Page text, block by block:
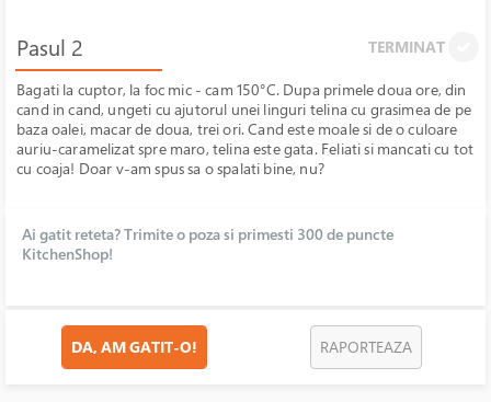
Pasul 2 TERMINAT
Bagati la cuptor, la foc mic - cam 150°C. Dupa primele doua ore, din
cand in cand, ungeti cu ajutorul unei linguri telina cu grasimea de pe
baza oalei, macar de doua, trei ori. Cand este moale si de o culoare
auriu-caramelizat spre maro, telina este gata. Feliati si mancati cu tot
cu coaja! Doar v-am spus sa o spalati bine, nu?
Ai gatit reteta? Trimite o poza si primesti 300 de puncte
KitchenShop!
DA, AM GATIT-O! RAPORTEAZA